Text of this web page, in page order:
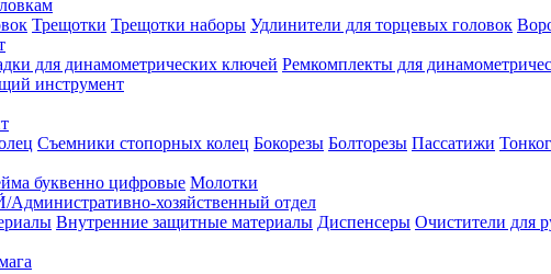
Трещотки Трещотки наборы Удлинители для торцевых головок
для динамометрических ключей Ремкомплекты для
инструмент
Съемники стопорных колец Бокорезы Болторезы Пассатижи
буквенно цифровые Молотки
хозяйственный отдел
Внутренние защитные материалы Диспенсеры Очистители для